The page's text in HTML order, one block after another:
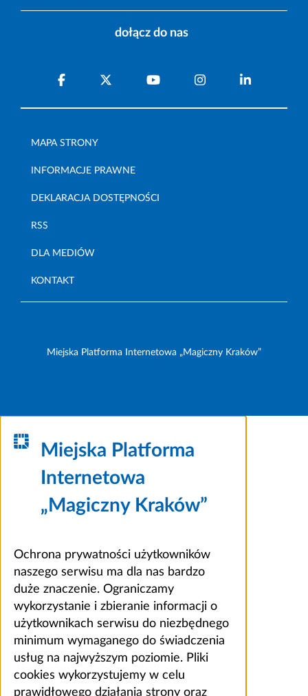
dołącz do nas
MAPA STRONY
INFORMACJE PRAWNE
DEKLARACJA DOSTĘPNOŚCI
RSS
DLA MEDIÓW
KONTAKT
Miejska Platforma Internetowa „Magiczny Kraków”
Miejska Platforma
Internetowa
„Magiczny Kraków”
Ochrona prywatności użytkowników
naszego serwisu ma dla nas bardzo
duże znaczenie. Ograniczamy
wykorzystanie i zbieranie informacji o
użytkownikach serwisu do niezbędnego
minimum wymaganego do świadczenia
usług na najwyższym poziomie. Pliki
cookies wykorzystujemy w celu
prawidłowego działania strony oraz